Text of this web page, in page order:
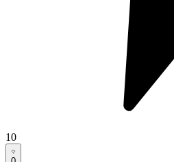
10